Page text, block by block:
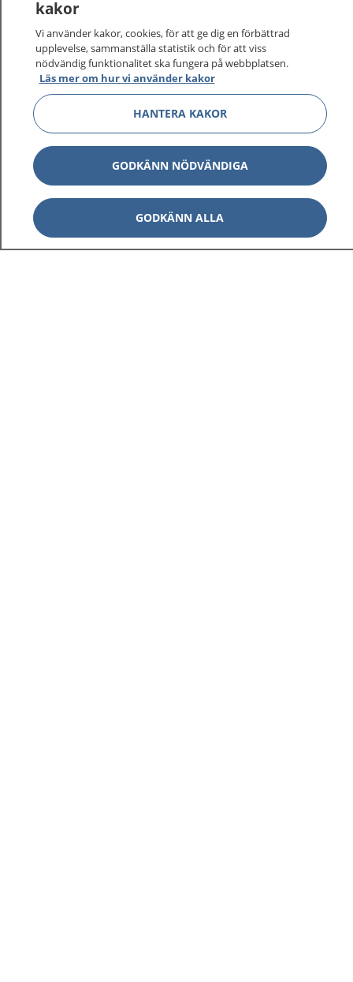
kakor
Vi använder kakor, cookies, för att ge dig en förbättrad
upplevelse, sammanställa statistik och för att viss
nödvändig funktionalitet ska fungera på webbplatsen.
Läs mer om hur vi använder kakor
HANTERA KAKOR
GODKÄNN NÖDVÄNDIGA
GODKÄNN ALLA